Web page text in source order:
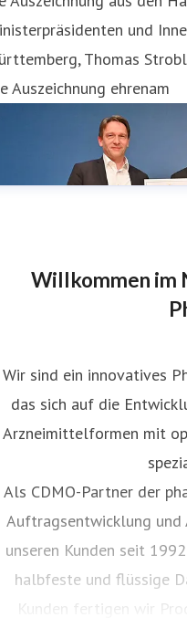
und
Thomas
Auszeichnung ehrenam
Willkommen im
Wir sind ein innovatives
das sich auf die
Arzneimittelformen mit
Als CDMO-Partner der
Auftragsentwicklung
unseren Kunden seit
halbfeste und flüssige
Kunden fertigen wir